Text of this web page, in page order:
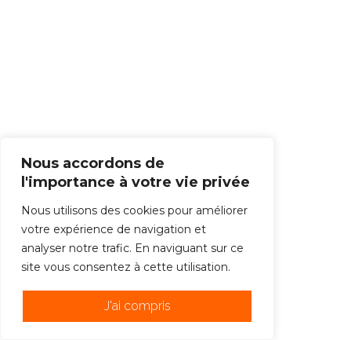
Nous accordons de
l'importance à votre vie privée
Nous utilisons des cookies pour améliorer
votre expérience de navigation et
analyser notre trafic. En naviguant sur ce
site vous consentez à cette utilisation.
J'ai compris